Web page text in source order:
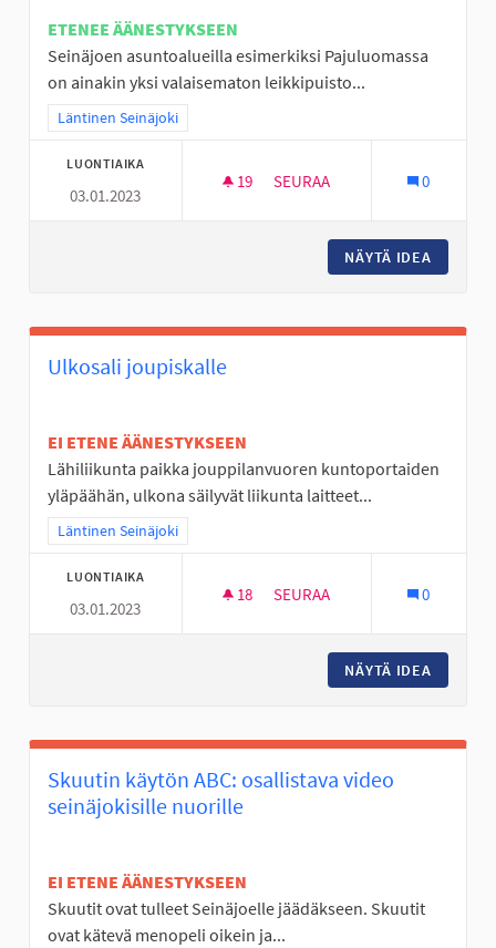
ETENEE ÄÄNESTYKSEEN
Seinäjoen asuntoalueilla esimerkiksi Pajuluomassa
on ainakin yksi valaisematon leikkipuisto...
Rajaa tulokset teeman mukaan: Läntinen Seinäjoki
Läntinen Seinäjoki
LUONTIAIKA
03.01.2023
19 19 SEURAAJAA
SEURAA 0
NÄYTÄ IDEA
Ulkosali joupiskalle
EI ETENE ÄÄNESTYKSEEN
Lähiliikunta paikka jouppilanvuoren kuntoportaiden
yläpäähän, ulkona säilyvät liikunta laitteet...
Rajaa tulokset teeman mukaan: Läntinen Seinäjoki
Läntinen Seinäjoki
LUONTIAIKA
03.01.2023
18 18 SEURAAJAA
SEURAA 0
NÄYTÄ IDEA
Skuutin käytön ABC: osallistava video
seinäjokisille nuorille
EI ETENE ÄÄNESTYKSEEN
Skuutit ovat tulleet Seinäjoelle jäädäkseen. Skuutit
ovat kätevä menopeli oikein ja...